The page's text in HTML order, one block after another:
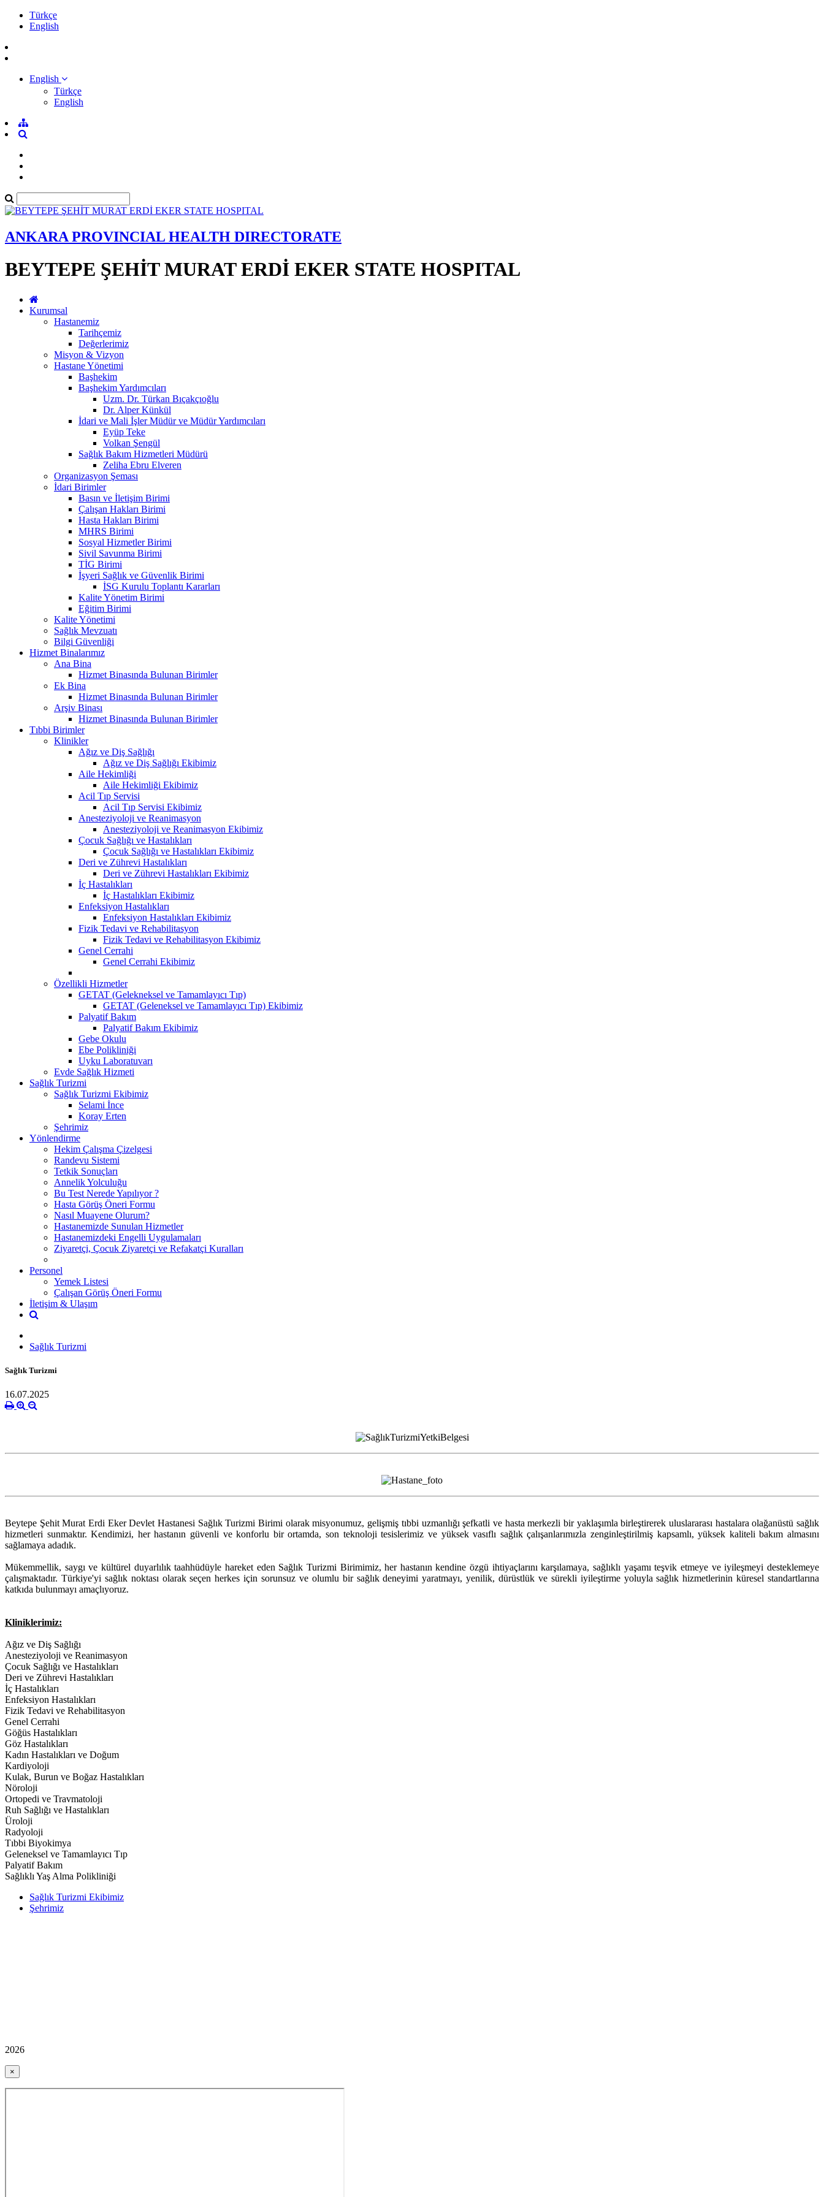
Türkçe
English
English
Türkçe
English
ANKARA PROVINCIAL HEALTH DIRECTORATE
BEYTEPE ŞEHİT MURAT ERDİ EKER STATE HOSPITAL
Kurumsal
Hastanemiz
Tarihçemiz
Değerlerimiz
Misyon & Vizyon
Hastane Yönetimi
Başhekim
Başhekim Yardımcıları
Uzm. Dr. Türkan Bıçakçıoğlu
Dr. Alper Künkül
İdari ve Mali İşler Müdür ve Müdür Yardımcıları
Eyüp Teke
Volkan Şengül
Sağlık Bakım Hizmetleri Müdürü
Zeliha Ebru Elveren
Organizasyon Şeması
İdari Birimler
Basın ve İletişim Birimi
Çalışan Hakları Birimi
Hasta Hakları Birimi
MHRS Birimi
Sosyal Hizmetler Birimi
Sivil Savunma Birimi
TİG Birimi
İşyeri Sağlık ve Güvenlik Birimi
İSG Kurulu Toplantı Kararları
Kalite Yönetim Birimi
Eğitim Birimi
Kalite Yönetimi
Sağlık Mevzuatı
Bilgi Güvenliği
Hizmet Binalarımız
Ana Bina
Hizmet Binasında Bulunan Birimler
Ek Bina
Hizmet Binasında Bulunan Birimler
Arşiv Binası
Hizmet Binasında Bulunan Birimler
Tıbbi Birimler
Klinikler
Ağız ve Diş Sağlığı
Ağız ve Diş Sağlığı Ekibimiz
Aile Hekimliği
Aile Hekimliği Ekibimiz
Acil Tıp Servisi
Acil Tıp Servisi Ekibimiz
Anesteziyoloji ve Reanimasyon
Anesteziyoloji ve Reanimasyon Ekibimiz
Çocuk Sağlığı ve Hastalıkları
Çocuk Sağlığı ve Hastalıkları Ekibimiz
Deri ve Zührevi Hastalıkları
Deri ve Zührevi Hastalıkları Ekibimiz
İç Hastalıkları
İç Hastalıkları Ekibimiz
Enfeksiyon Hastalıkları
Enfeksiyon Hastalıkları Ekibimiz
Fizik Tedavi ve Rehabilitasyon
Fizik Tedavi ve Rehabilitasyon Ekibimiz
Genel Cerrahi
Genel Cerrahi Ekibimiz
Özellikli Hizmetler
GETAT (Gelekneksel ve Tamamlayıcı Tıp)
GETAT (Geleneksel ve Tamamlayıcı Tıp) Ekibimiz
Palyatif Bakım
Palyatif Bakım Ekibimiz
Gebe Okulu
Ebe Polikliniği
Uyku Laboratuvarı
Evde Sağlık Hizmeti
Sağlık Turizmi
Sağlık Turizmi Ekibimiz
Selami İnce
Koray Erten
Şehrimiz
Yönlendirme
Hekim Çalışma Çizelgesi
Randevu Sistemi
Tetkik Sonuçları
Annelik Yolculuğu
Bu Test Nerede Yapılıyor ?
Hasta Görüş Öneri Formu
Nasıl Muayene Olurum?
Hastanemizde Sunulan Hizmetler
Hastanemizdeki Engelli Uygulamaları
Ziyaretçi, Çocuk Ziyaretçi ve Refakatçi Kuralları
Personel
Yemek Listesi
Çalışan Görüş Öneri Formu
İletişim & Ulaşım
Sağlık Turizmi
Sağlık Turizmi
16.07.2025
Beytepe Şehit Murat Erdi Eker Devlet Hastanesi Sağlık Turizmi Birimi olarak misyonumuz, gelişmiş tıbbi uzmanlığı şefkatli ve hasta merkezli bir yaklaşımla birleştirerek uluslararası hastalara olağanüstü sağlık
hizmetleri sunmaktır. Kendimizi, her hastanın güvenli ve konforlu bir ortamda, son teknoloji tesislerimiz ve yüksek vasıflı sağlık çalışanlarımızla zenginleştirilmiş kapsamlı, yüksek kaliteli bakım almasını
sağlamaya adadık.
Mükemmellik, saygı ve kültürel duyarlılık taahhüdüyle hareket eden Sağlık Turizmi Birimimiz, her hastanın kendine özgü ihtiyaçlarını karşılamaya, sağlıklı yaşamı teşvik etmeye ve iyileşmeyi desteklemeye
çalışmaktadır. Türkiye'yi sağlık noktası olarak seçen herkes için sorunsuz ve olumlu bir sağlık deneyimi yaratmayı, yenilik, dürüstlük ve sürekli iyileştirme yoluyla sağlık hizmetlerinin küresel standartlarına
katkıda bulunmayı amaçlıyoruz.
Kliniklerimiz:
Ağız ve Diş Sağlığı
Anesteziyoloji ve Reanimasyon
Çocuk Sağlığı ve Hastalıkları
Deri ve Zührevi Hastalıkları
İç Hastalıkları
Enfeksiyon Hastalıkları
Fizik Tedavi ve Rehabilitasyon
Genel Cerrahi
Göğüs Hastalıkları
Göz Hastalıkları
Kadın Hastalıkları ve Doğum
Kardiyoloji
Kulak, Burun ve Boğaz Hastalıkları
Nöroloji
Ortopedi ve Travmatoloji
Ruh Sağlığı ve Hastalıkları
Üroloji
Radyoloji
Tıbbi Biyokimya
Geleneksel ve Tamamlayıcı Tıp
Palyatif Bakım
Sağlıklı Yaş Alma Polikliniği
Sağlık Turizmi Ekibimiz
Şehrimiz
2026
×